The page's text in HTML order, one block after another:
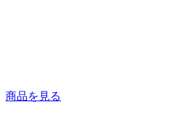
商品を見る